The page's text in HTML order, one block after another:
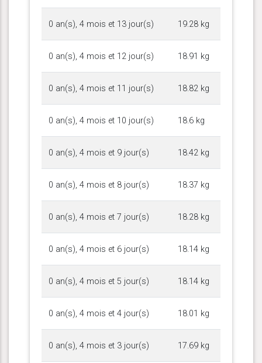
0 an(s), 4 mois et 13 jour(s) 19.28 kg
0 an(s), 4 mois et 12 jour(s) 18.91 kg
0 an(s), 4 mois et 11 jour(s) 18.82 kg
0 an(s), 4 mois et 10 jour(s) 18.6 kg
0 an(s), 4 mois et 9 jour(s) 18.42 kg
0 an(s), 4 mois et 8 jour(s) 18.37 kg
0 an(s), 4 mois et 7 jour(s) 18.28 kg
0 an(s), 4 mois et 6 jour(s) 18.14 kg
0 an(s), 4 mois et 5 jour(s) 18.14 kg
0 an(s), 4 mois et 4 jour(s) 18.01 kg
0 an(s), 4 mois et 3 jour(s) 17.69 kg